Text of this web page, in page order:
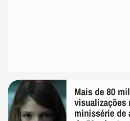
Mais de 80
visualizações
minissérie de